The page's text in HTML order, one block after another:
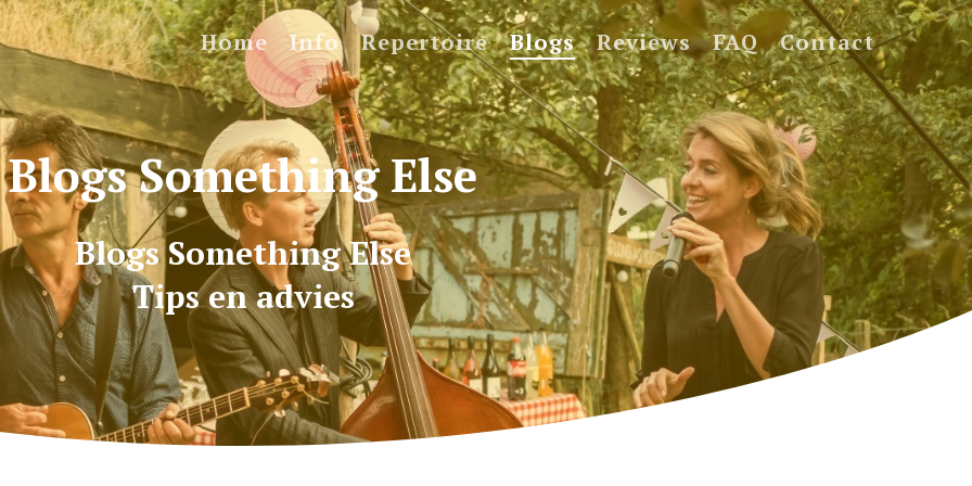
Home Info Repertoire Blogs Reviews FAQ Contact
Blogs Something Else
Blogs Something Else
Tips en advies